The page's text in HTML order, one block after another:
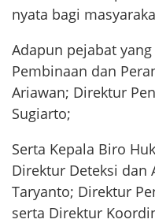
nyata bagi
Adapun pejabat
Pembinaan dan
Ariawan; Direktur
Sugiarto;
Serta Kepala Biro
Direktur Deteksi dan
Taryanto; Direktur
serta Direktur